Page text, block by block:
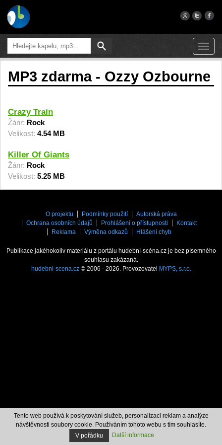
MP3 zdarma - Ozzy Ozbourne
Crazy Train
Žánr: Rock
Velikost: 4.54 MB
Killer Of Giants
Žánr: Rock
Velikost: 5.25 MB
O projektu Podmínky použití
Autorská práva
Ochrana osobních údajů
Prohlášení o přístupnosti
Kontakt
Reklama
Výměna odkazů Hlášení chyb
Publikace jakéhokoliv materiálu z portálu hudební-scéna.cz je bez písemného
souhlasu zakázaná.
hudebni-scena.cz© 2006 - 2026. Provozovatel MYPS, s.r.o.
Tento web používá k poskytování služeb, personalizaci reklam a analýze
návštěvnosti soubory cookie. Používáním tohoto webu s tím souhlasíte.
V pořádku
Další informace